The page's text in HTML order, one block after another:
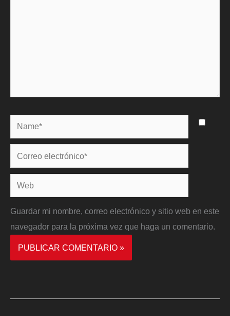
Name*
Correo
electrónico*
Web
Guardar mi nombre, correo electrónico y sitio web en este
navegador para la próxima vez que haga un comentario.